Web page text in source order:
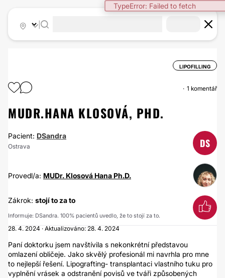
TypeError: Failed to fetch
LIPOFILLING
1 komentář
MUDR.HANA KLOSOVÁ, PHD.
Pacient: DSandra
Ostrava DS
Provedl/a: MUDr. Klosová Hana Ph.D.
Zákrok: stojí to za to
Informuje: DSandra. 100% pacientů uvedlo, že to stojí za to.
28. 4. 2024 · Aktualizováno: 28. 4. 2024
Paní doktorku jsem navštívila s nekonkrétní představou
omlazení obličeje. Jako skvělý profesionál mi navrhla pro mne
to nejlepší řešení. Lipografting- transplantaci vlastního tuku pro
vyplnění vrásek a odstranění povisů ve tváři způsobených